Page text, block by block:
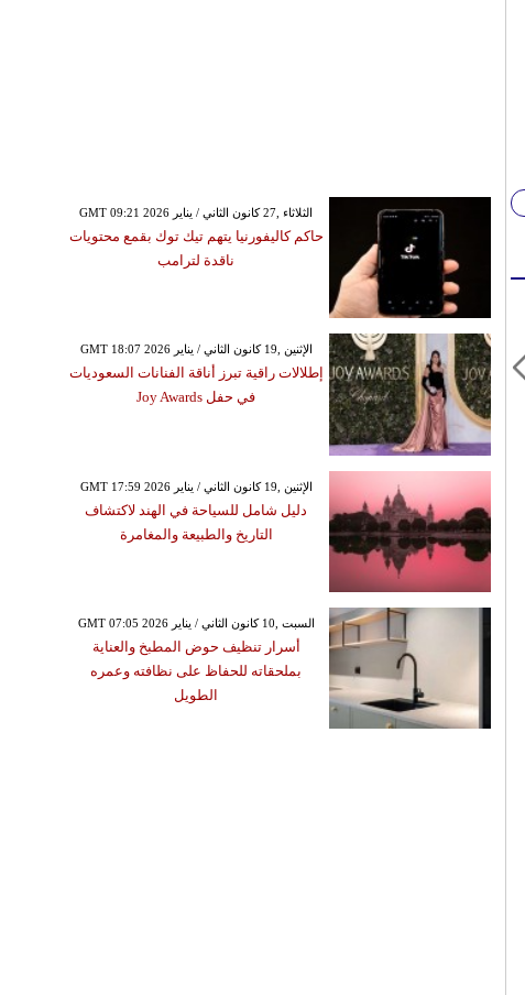
GMT 09:21 2026 الثلاثاء ,27 كانون الثاني / يناير
حاكم كاليفورنيا يتهم تيك توك بقمع محتويات
ناقدة لترامب
GMT 18:07 2026 الإثنين ,19 كانون الثاني / يناير
إطلالات راقية تبرز أناقة الفنانات السعوديات
في حفل Joy Awards
GMT 17:59 2026 الإثنين ,19 كانون الثاني / يناير
دليل شامل للسياحة في الهند لاكتشاف
التاريخ والطبيعة والمغامرة
GMT 07:05 2026 السبت ,10 كانون الثاني / يناير
أسرار تنظيف حوض المطبخ والعناية
بملحقاته للحفاظ على نظافته وعمره
الطويل